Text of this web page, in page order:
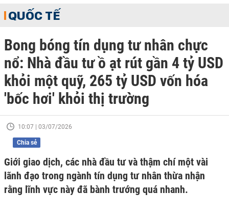
QUỐC TẾ
Bong bóng tín dụng tư nhân chực
nổ: Nhà đầu tư ồ ạt rút gần 4 tỷ USD
khỏi một quỹ, 265 tỷ USD vốn hóa
'bốc hơi' khỏi thị trường
10:07 | 03/07/2026
Chia sẻ
Giới giao dịch, các nhà đầu tư và thậm chí một vài
lãnh đạo trong ngành tín dụng tư nhân thừa nhận
rằng lĩnh vực này đã bành trướng quá nhanh.